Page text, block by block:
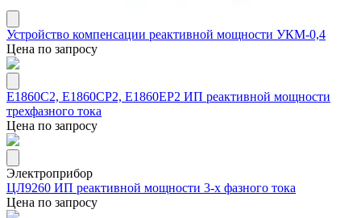
Устройство компенсации реактивной мощности УКМ-0,4
Цена по запросу
Е1860С2, Е1860СР2, Е1860ЕР2 ИП реактивной мощности
трехфазного тока
Цена по запросу
Электроприбор
ЦЛ9260 ИП реактивной мощности 3-х фазного тока
Цена по запросу